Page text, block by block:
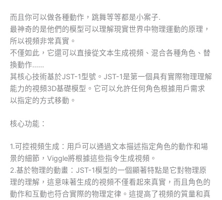
而且你可以做各種動作，跳舞等等都是小案子.
最神奇的是他們的模型可以理解現實世界中物理運動的原理，
所以視頻非常真實。
不僅如此，它還可以直接從文本生成視頻、混合各種角色、替
換動作……
其核心技術基於JST-1型號。JST-1是第一個具有實際物理理解
能力的視頻3D基礎模型。它可以允許任何角色根據用戶需求
以指定的方式移動。
核心功能：
1.可控視頻生成：用戶可以通過文本描述指定角色的動作和場
景的細節，Viggle將根據這些指令生成視頻。
2.基於物理的動畫：JST-1模型的一個顯著特點是它對物理原
理的理解，這意味著生成的視頻不僅看起來真實，而且角色的
動作和互動也符合實際的物理定律。這提高了視頻的質量和真